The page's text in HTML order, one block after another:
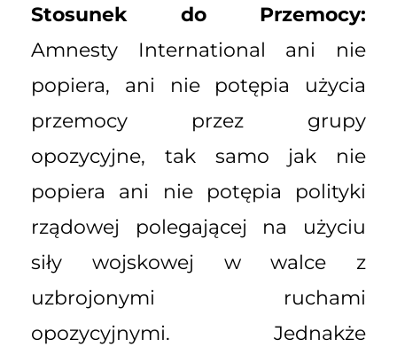
Stosunek do Przemocy:
Amnesty International ani nie
popiera, ani nie potępia użycia
przemocy przez grupy
opozycyjne, tak samo jak nie
popiera ani nie potępia polityki
rządowej polegającej na użyciu
siły wojskowej w walce z
uzbrojonymi ruchami
opozycyjnymi. Jednakże